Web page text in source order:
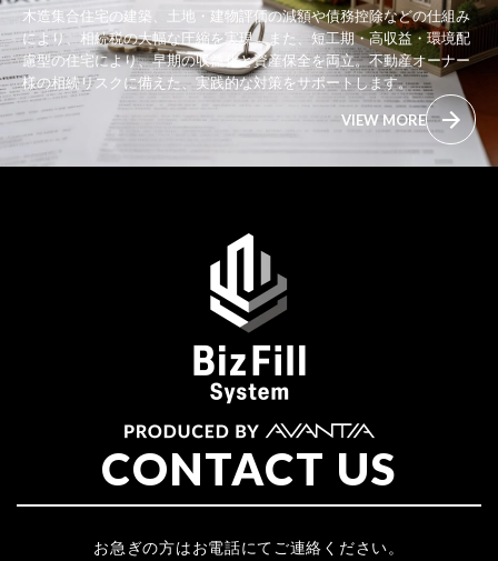
木造集合住宅の建築、土地・建物評価の減額や債務控除などの仕組み
により、相続税の大幅な圧縮を実現。また、短工期・高収益・環境配
慮型の住宅により、早期の収益化と資産保全を両立。不動産オーナー
様の相続リスクに備えた、実践的な対策をサポートします。
VIEW MORE
CONTACT US
お急ぎの方はお電話にてご連絡ください。